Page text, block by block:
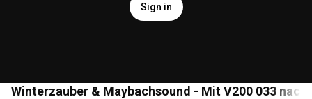
Sign in
Winterzauber & Maybachsound - Mit V200 033 nach